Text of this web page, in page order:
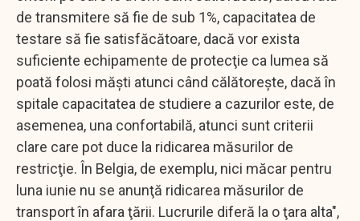
de transmitere să fie de sub 1%, capacitatea de
testare să fie satisfăcătoare, dacă vor exista
suficiente echipamente de protecţie ca lumea să
poată folosi măşti atunci când călătoreşte, dacă în
spitale capacitatea de studiere a cazurilor este, de
asemenea, una confortabilă, atunci sunt criterii
clare care pot duce la ridicarea măsurilor de
restricţie. În Belgia, de exemplu, nici măcar pentru
luna iunie nu se anunţă ridicarea măsurilor de
transport în afara ţării. Lucrurile diferă la o ţara alta",